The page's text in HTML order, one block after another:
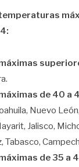
de 40 a
Nuevo
Jalisco,
Tabasco,
de 35 a